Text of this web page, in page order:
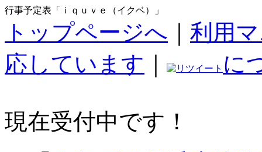
行事予定表「ｉｑｕｖｅ（イクベ）」
トップページへ
利用
応しています
に
現在受付中です！